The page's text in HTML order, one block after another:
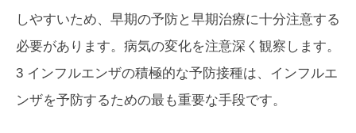
しやすいため、早期の予防と早期治療に十分注意する
必要があります。病気の変化を注意深く観察します。
3 インフルエンザの積極的な予防接種は、インフルエ
ンザを予防するための最も重要な手段です。